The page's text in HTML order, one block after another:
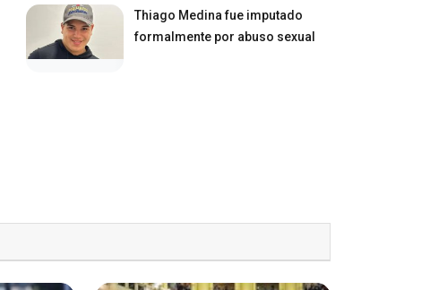
Thiago Medina fue imputado
formalmente por abuso sexual